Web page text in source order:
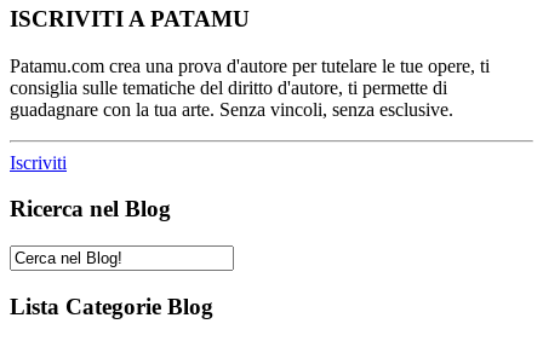
ISCRIVITI A PATAMU
Patamu.com crea una prova d'autore per tutelare le tue opere, ti
consiglia sulle tematiche del diritto d'autore, ti permette di
guadagnare con la tua arte. Senza vincoli, senza esclusive.
Iscriviti
Ricerca nel Blog
Lista Categorie Blog